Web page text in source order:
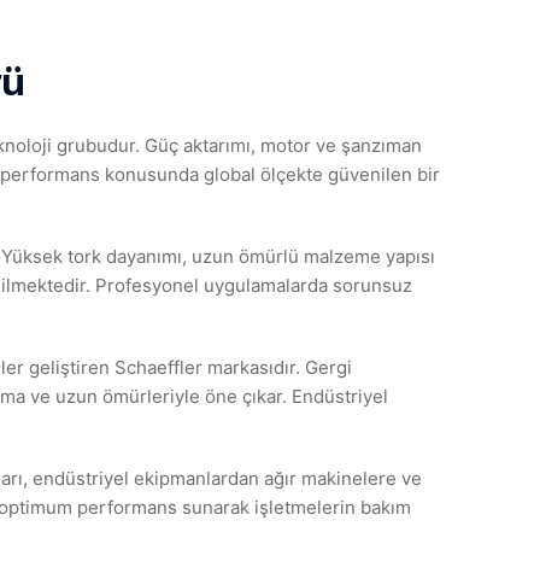
grubudur. Güç aktarımı, motor ve şanzıman
konusunda global ölçekte güvenilen bir
tork dayanımı, uzun ömürlü malzeme yapısı
Profesyonel uygulamalarda sorunsuz
geliştiren Schaeffler markasıdır. Gergi
ve uzun ömürleriyle öne çıkar. Endüstriyel
endüstriyel ekipmanlardan ağır makinelere ve
performans sunarak işletmelerin bakım